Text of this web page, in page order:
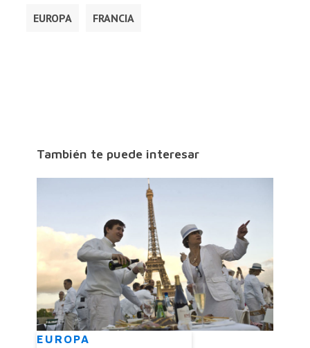
EUROPA FRANCIA
También te puede interesar
EUROPA